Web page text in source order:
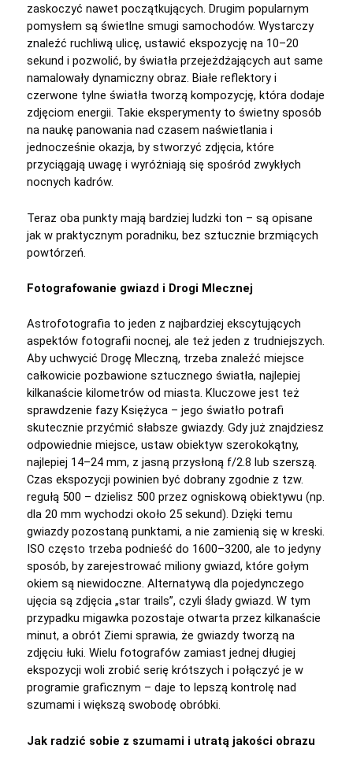
zaskoczyć nawet początkujących. Drugim popularnym
pomysłem są świetlne smugi samochodów. Wystarczy
znaleźć ruchliwą ulicę, ustawić ekspozycję na 10–20
sekund i pozwolić, by światła przejeżdżających aut same
namalowały dynamiczny obraz. Białe reflektory i
czerwone tylne światła tworzą kompozycję, która dodaje
zdjęciom energii. Takie eksperymenty to świetny sposób
na naukę panowania nad czasem naświetlania i
jednocześnie okazja, by stworzyć zdjęcia, które
przyciągają uwagę i wyróżniają się spośród zwykłych
nocnych kadrów.
Teraz oba punkty mają bardziej ludzki ton – są opisane
jak w praktycznym poradniku, bez sztucznie brzmiących
powtórzeń.
Fotografowanie gwiazd i Drogi Mlecznej
Astrofotografia to jeden z najbardziej ekscytujących
aspektów fotografii nocnej, ale też jeden z trudniejszych.
Aby uchwycić Drogę Mleczną, trzeba znaleźć miejsce
całkowicie pozbawione sztucznego światła, najlepiej
kilkanaście kilometrów od miasta. Kluczowe jest też
sprawdzenie fazy Księżyca – jego światło potrafi
skutecznie przyćmić słabsze gwiazdy. Gdy już znajdziesz
odpowiednie miejsce, ustaw obiektyw szerokokątny,
najlepiej 14–24 mm, z jasną przysłoną f/2.8 lub szerszą.
Czas ekspozycji powinien być dobrany zgodnie z tzw.
regułą 500 – dzielisz 500 przez ogniskową obiektywu (np.
dla 20 mm wychodzi około 25 sekund). Dzięki temu
gwiazdy pozostaną punktami, a nie zamienią się w kreski.
ISO często trzeba podnieść do 1600–3200, ale to jedyny
sposób, by zarejestrować miliony gwiazd, które gołym
okiem są niewidoczne. Alternatywą dla pojedynczego
ujęcia są zdjęcia „star trails”, czyli ślady gwiazd. W tym
przypadku migawka pozostaje otwarta przez kilkanaście
minut, a obrót Ziemi sprawia, że gwiazdy tworzą na
zdjęciu łuki. Wielu fotografów zamiast jednej długiej
ekspozycji woli zrobić serię krótszych i połączyć je w
programie graficznym – daje to lepszą kontrolę nad
szumami i większą swobodę obróbki.
Jak radzić sobie z szumami i utratą jakości obrazu